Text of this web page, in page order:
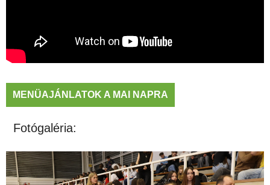
MENÜAJÁNLATOK A MAI NAPRA
Fotógaléria: